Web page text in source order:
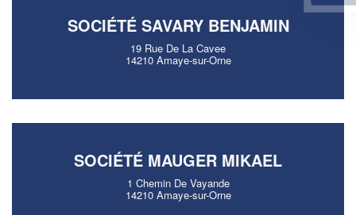
SOCIÉTÉ SAVARY BENJAMIN
19 Rue De La Cavee
14210 Amaye-sur-Orne
SOCIÉTÉ MAUGER MIKAEL
1 Chemin De Vayande
14210 Amaye-sur-Orne